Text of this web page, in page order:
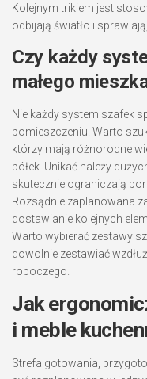
Kolejnym trikiem jest
odbijają światło i
Czy każdy
małego
Nie każdy system szafek
pomieszczeniu. Warto
którzy mają różnorodne
półek. Unikać należy
skutecznie ograniczają
Rozsądnie zaplanowana
dostawianie kolejnych
Warto wybierać zestawy
dowolnie zestawiać
roboczego.
Jak
i meble
Strefa gotowania,